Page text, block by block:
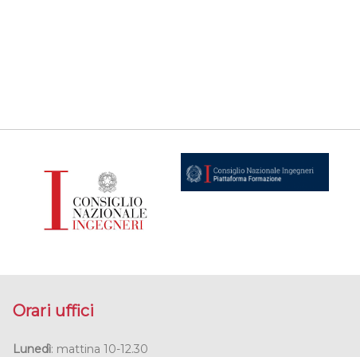
Orari uffici
Lunedì: mattina 10-12.30